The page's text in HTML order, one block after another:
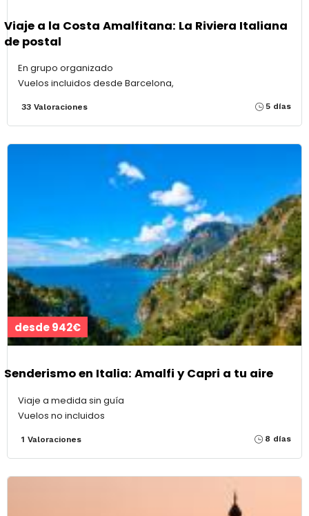
Viaje a la Costa Amalfitana: La Riviera Italiana
de postal
En grupo organizado
Vuelos incluidos desde Barcelona,
33 Valoraciones 5 días
desde 942€
Senderismo en Italia: Amalfi y Capri a tu aire
Viaje a medida sin guía
Vuelos no incluidos
1 Valoraciones 8 días